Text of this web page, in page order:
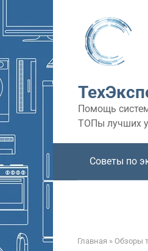
контенту
Помощь
ТОПы лучших
Советы по
Главная » Обзоры